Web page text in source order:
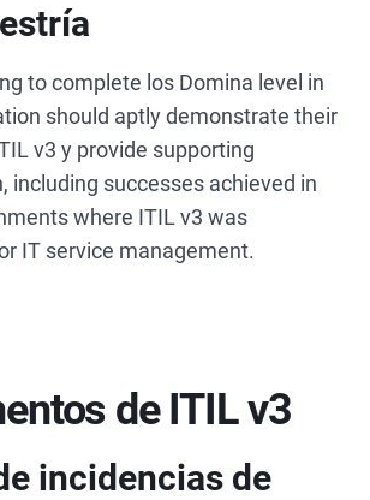
to complete los Domina level in
should aptly demonstrate their
v3 y provide supporting
including successes achieved in
where ITIL v3 was
IT service management.
de ITIL v3
incidencias de